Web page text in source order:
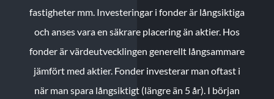
fastigheter mm. Investeringar i fonder är långsiktiga
och anses vara en säkrare placering än aktier. Hos
fonder är värdeutvecklingen generellt långsammare
jämfört med aktier. Fonder investerar man oftast i
när man spara långsiktigt (längre än 5 år). I början